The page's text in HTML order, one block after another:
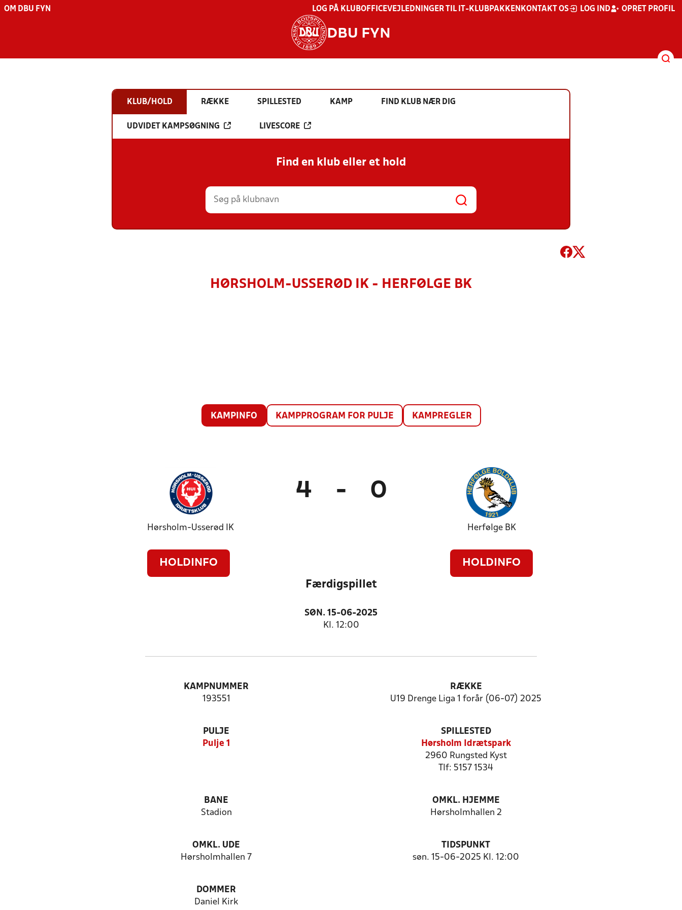
OM DBU FYN LOG PÅ KLUBOFFICEVEJLEDNINGER TIL IT-KLUBPAKKEN KONTAKT OS LOG IND OPRET PROFIL
DBU FYN
KLUB/HOLD RÆKKE SPILLESTED KAMP FIND KLUB NÆR DIG
UDVIDET KAMPSØGNING LIVESCORE
Find en klub eller et hold
HØRSHOLM-USSERØD IK - HERFØLGE BK
KAMPINFO KAMPPROGRAM FOR PULJE KAMPREGLER
Hørsholm-Usserød IK
HOLDINFO
4 - 0
Herfølge BK
HOLDINFO
Færdigspillet
SØN. 15-06-2025
Kl. 12:00
KAMPNUMMER
193551
RÆKKE
U19 Drenge Liga 1 forår (06-07) 2025
PULJE
Pulje 1
SPILLESTED
Hørsholm Idrætspark
2960 Rungsted Kyst
Tlf: 5157 1534
BANE
Stadion
OMKL. HJEMME
Hørsholmhallen 2
OMKL. UDE
Hørsholmhallen 7
TIDSPUNKT
søn. 15-06-2025 Kl. 12:00
DOMMER
Daniel Kirk